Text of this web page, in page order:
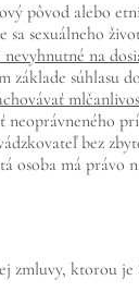
pôvod alebo
sexuálneho
na
súhlasu
neoprávneného
bez
osoba má právo
zmluvy, ktorou je